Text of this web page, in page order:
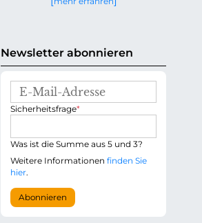
Newsletter abonnieren
M
l
-
A
r
e
P
i
c
h
t
f
e
Sicherheitsfrage*
Was ist die Summe aus 5 und 3?
Weitere Informationen finden Sie
hier.
Abonnieren